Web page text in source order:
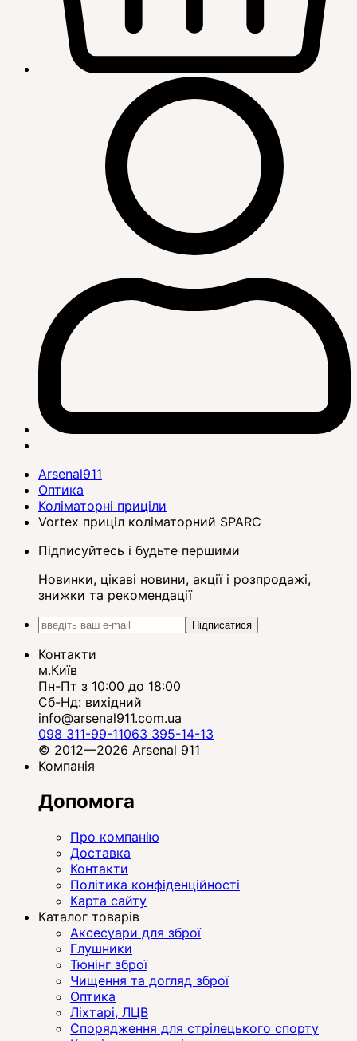
Arsenal911
Оптика
Коліматорні приціли
Vortex приціл коліматорний SPARC
Підписуйтесь і будьте першими
Новинки, цікаві новини, акції і розпродажі,
знижки та рекомендації
Підписатися
Контакти
м.Київ
Пн-Пт з 10:00 до 18:00
Сб-Нд: вихідний
info@arsenal911.com.ua
098 311-99-11063 395-14-13
© 2012—2026 Arsenal 911
Компанія
Допомога
Про компанію
Доставка
Контакти
Політика конфіденційності
Карта сайту
Каталог товарів
Аксесуари для зброї
Глушники
Тюнінг зброї
Чищення та догляд зброї
Оптика
Ліхтарі, ЛЦВ
Спорядження для стрілецького спорту